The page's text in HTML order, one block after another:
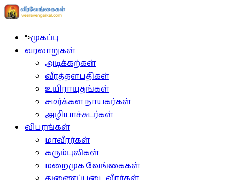
">முகப்பு
வரலாறுகள்
அடிக்கற்கள்
வீரத்தளபதிகள்
உயிராயுதங்கள்
சமர்க்கள நாயகர்கள்
அழியாச்சுடர்கள்
விபரங்கள்
மாவீரர்கள்
கரும்புலிகள்
மறைமுக வேங்கைகள்